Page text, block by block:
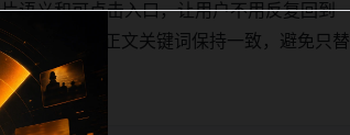
语义和可点击入口，让用户不用反复回到
alt、title和正文关键词保持一致，避免只替